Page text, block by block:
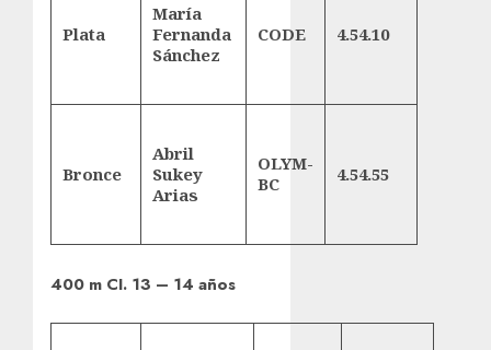
Plata
María
Fernanda
Sánchez
CODE 4.54.10
Bronce
Abril
Sukey
Arias
OLYM-
BC
4.54.55
400 m CI. 13 – 14 años